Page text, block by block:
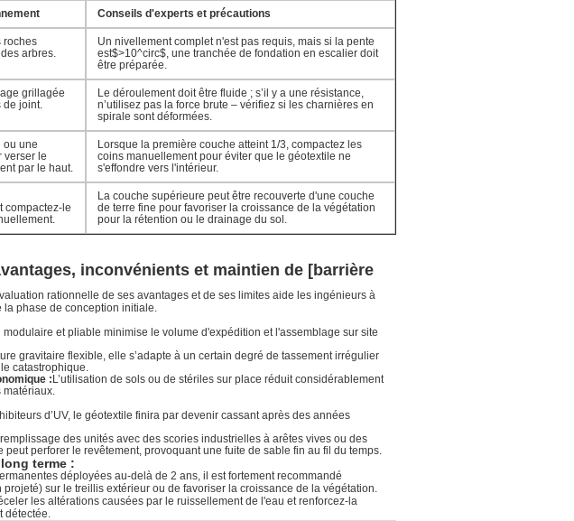
Conseils d'experts et précautions
roches
arbres.
Un nivellement complet n'est pas requis, mais si la pente
est$>10^circ$, une tranchée de fondation en escalier doit
être préparée.
grillagée
de joint.
Le déroulement doit être fluide ; s’il y a une résistance,
n’utilisez pas la force brute – vérifiez si les charnières en
spirale sont déformées.
ou une
verser le
par le haut.
Lorsque la première couche atteint 1/3, compactez les
coins manuellement pour éviter que le géotextile ne
s'effondre vers l'intérieur.
compactez-le
La couche supérieure peut être recouverte d'une couche
de terre fine pour favoriser la croissance de la végétation
pour la rétention ou le drainage du sol.
inconvénients et maintien de [barrière
rationnelle de ses avantages et de ses limites aide les ingénieurs à
phase de conception initiale.
modulaire et pliable minimise le volume d'expédition et l'assemblage sur site
gravitaire flexible, elle s’adapte à un certain degré de tassement irrégulier
catastrophique.
: L’utilisation de sols ou de stériles sur place réduit considérablement
matériaux.
d’UV, le géotextile finira par devenir cassant après des années
des unités avec des scories industrielles à arêtes vives ou des
perforer le revêtement, provoquant une fuite de sable fin au fil du temps.
terme :
déployées au-delà de 2 ans, il est fortement recommandé
sur le treillis extérieur ou de favoriser la croissance de la végétation.
les altérations causées par le ruissellement de l'eau et renforcez-la
détectée.